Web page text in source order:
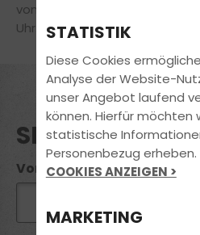
von Montag bis Mittwoch,
Uhr.
SEMINAR
Vorname*:
STATISTIK
Diese Cookies
Analyse der Website-
unser Angebot laufend
können. Hierfür möchten
statistische
Personenbezug erheben.
COOKIES ANZEIGEN >
MARKETING